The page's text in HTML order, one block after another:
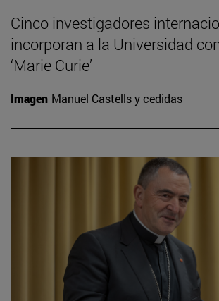
Cinco investigadores
incorporan a la Universidad
‘Marie Curie’
Imagen Manuel Castells y cedidas